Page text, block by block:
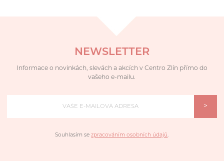
NEWSLETTER
Informace o novinkách, slevách a akcích v Centro Zlín přímo do
vašeho e-mailu.
>
Souhlasím sezpracováním osobních údajů.